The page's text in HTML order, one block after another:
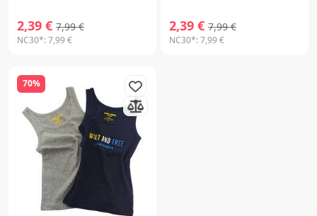
2,39 € 7,99 €
NC30*:7,99 €
2,39 € 7,99 €
NC30*:7,99 €
70%